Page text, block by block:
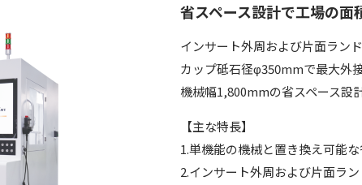
省スペース設計で工場の面
インサート外周および片面ラン
カップ砥石径φ350mmで最大外
機械幅1,800mmの省スペース設
【主な特長】
1.単機能の機械と置き換え可能
2.インサート外周および片面ラ